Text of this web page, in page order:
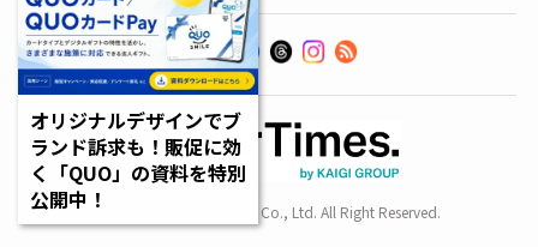
Copyright SENDENKAIGI Co., Ltd. All Right Reserved.
オリジナルデザインでブ
ランド訴求も！販促に効
く「QUO」の資料を特別
公開中！